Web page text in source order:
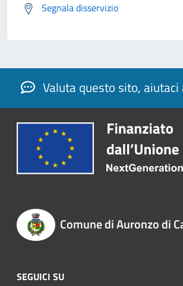
Segnala disservizio
Valuta questo sito,
Comune di Auronzo di
SEGUICI SU